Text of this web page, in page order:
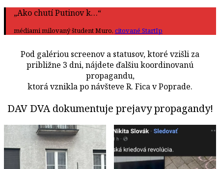
„Ako chutí Putinov k…“
médiami milovaný študent Muro, citované StartIp
Pod galériou screenov a statusov, ktoré vzišli za
približne 3 dni, nájdete ďalšiu koordinovanú
propagandu,
ktorá vznikla po návšteve R. Fica v Poprade.
DAV DVA dokumentuje prejavy propagandy!